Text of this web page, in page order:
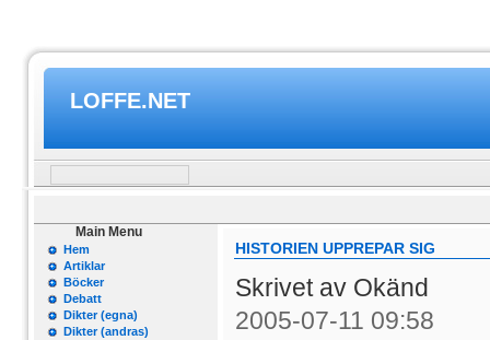
LOFFE.NET
Main Menu
Hem
Artiklar
Böcker
Debatt
Dikter (egna)
Dikter (andras)
HISTORIEN UPPREPAR SIG
Skrivet av Okänd
2005-07-11 09:58